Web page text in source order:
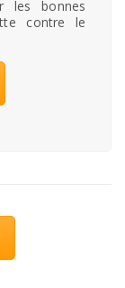
les bonnes
contre le